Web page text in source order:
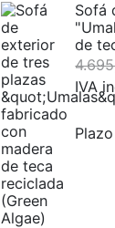
Sofá
de
IVA